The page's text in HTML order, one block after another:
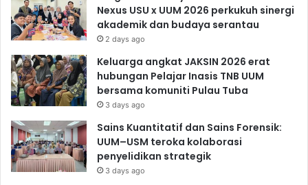
Nexus USU x UUM 2026 perkukuh sinergi
akademik dan budaya serantau
2 days ago
Keluarga angkat JAKSIN 2026 erat
hubungan Pelajar Inasis TNB UUM
bersama komuniti Pulau Tuba
3 days ago
Sains Kuantitatif dan Sains Forensik:
UUM–USM teroka kolaborasi
penyelidikan strategik
3 days ago